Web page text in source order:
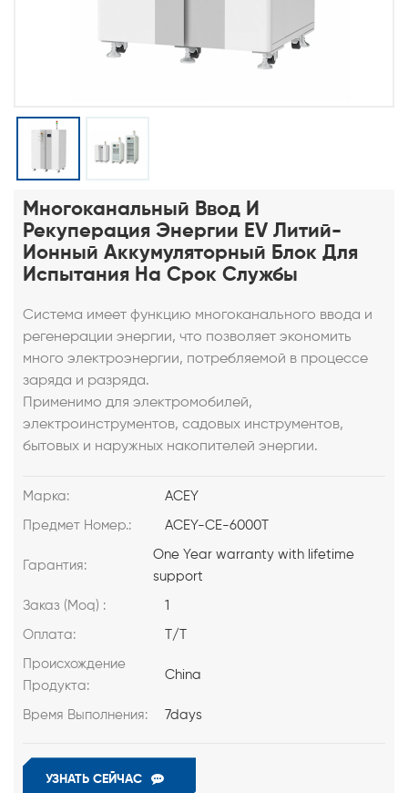
Многоканальный Ввод И
Рекуперация Энергии EV Литий-
Ионный Аккумуляторный Блок Для
Испытания На Срок Службы
Система имеет функцию многоканального ввода и
регенерации энергии, что позволяет экономить
много электроэнергии, потребляемой в процессе
заряда и разряда.
Применимо для электромобилей,
электроинструментов, садовых инструментов,
бытовых и наружных накопителей энергии.
Марка: ACEY
Предмет Номер.: ACEY-CE-6000T
Гарантия:
One Year warranty with lifetime
support
Заказ (Moq) : 1
Оплата: T/T
Происхождение
Продукта:
China
Время Выполнения: 7days
УЗНАТЬ СЕЙЧАС